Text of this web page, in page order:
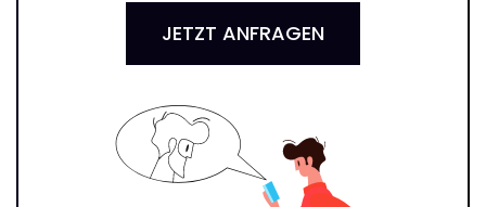
JETZT ANFRAGEN